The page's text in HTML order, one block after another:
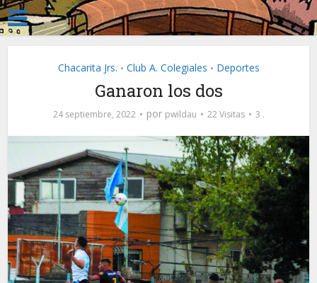
Chacarita Jrs. • Club A. Colegiales • Deportes
Ganaron los dos
24 septiembre, 2022 por pwildau 22 Visitas 3 .